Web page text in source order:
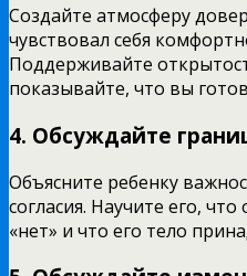
Создайте атмосферу
чувствовал себя
Поддерживайте
показывайте, что вы
4. Обсуждайте
Объясните ребенку
согласия. Научите его,
«нет» и что его тело